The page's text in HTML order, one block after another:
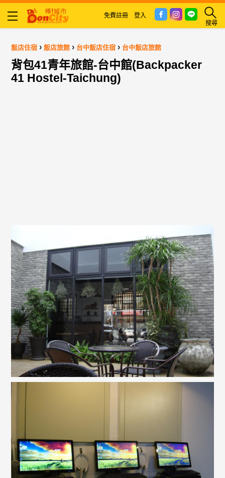
搜尋
免費註冊 登入
飯店住宿 ›飯店旅館 › 台中飯店住宿 › 台中飯店旅館
背包41青年旅館-台中館(Backpacker
41 Hostel-Taichung)